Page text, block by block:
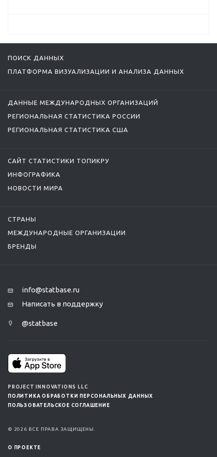
ПОИСК ДАННЫХ
ПЛАТФОРМА ВИЗУАЛИЗАЦИИ И АНАЛИЗА ДАННЫХ
ДАННЫЕ МЕЖДУНАРОДНЫХ ОРГАНИЗАЦИЙ
РЕГИОНАЛЬНАЯ СТАТИСТИКА РОССИИ
РЕГИОНАЛЬНАЯ СТАТИСТИКА США
САЙТ СТАТИСТИКИ ТОПИКРУ
ИНФОГРАФИКА
НОВОСТИ МИРА
СТРАНЫ
МЕЖДУНАРОДНЫЕ ОРГАНИЗАЦИИ
БРЕНДЫ
info@statbase.ru
Написать в поддержку
@statbase
PROJECT INNOVATIONS LLC
ПОЛИТИКА ОБРАБОТКИ ПЕРСОНАЛЬНЫХ ДАННЫХ
ПОЛЬЗОВАТЕЛЬСКОЕ СОГЛАШЕНИЕ
© 2026 ВСЕ ПРАВА ЗАЩИЩЕНЫ.
О ПРОЕКТЕ